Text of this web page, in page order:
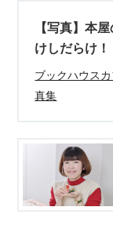
【写真】本
けしだらけ！
ブックハウス
真集